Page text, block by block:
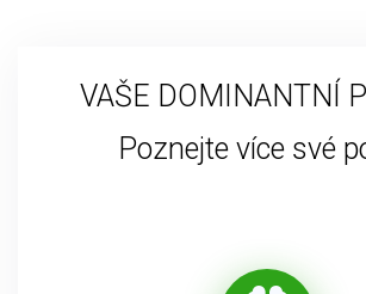
VAŠE DOMINANTNÍ
Poznejte více své